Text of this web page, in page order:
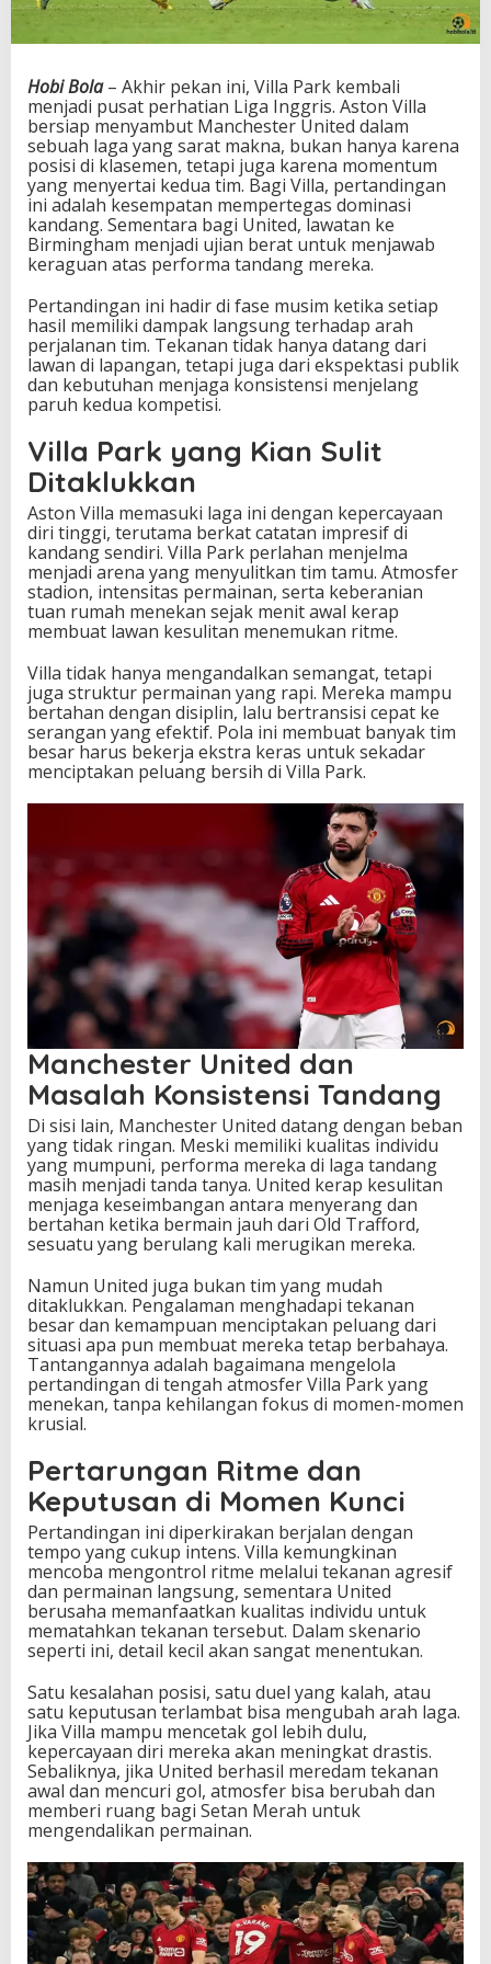
h
e
r
U
n
i
t
e
d
,
D
e
l
P
e
n
e
t
M
o
m
e
n
t
u
m
u
s
i
m
Hobi Bola– Akhir pekan ini, Villa Park kembali
menjadi pusat perhatian Liga Inggris. Aston Villa
bersiap menyambut Manchester United dalam
sebuah laga yang sarat makna, bukan hanya karena
posisi di klasemen, tetapi juga karena momentum
yang menyertai kedua tim. Bagi Villa, pertandingan
ini adalah kesempatan mempertegas dominasi
kandang. Sementara bagi United, lawatan ke
Birmingham menjadi ujian berat untuk menjawab
keraguan atas performa tandang mereka.
Pertandingan ini hadir di fase musim ketika setiap
hasil memiliki dampak langsung terhadap arah
perjalanan tim. Tekanan tidak hanya datang dari
lawan di lapangan, tetapi juga dari ekspektasi publik
dan kebutuhan menjaga konsistensi menjelang
paruh kedua kompetisi.
Villa Park yang Kian Sulit
Ditaklukkan
Aston Villa memasuki laga ini dengan kepercayaan
diri tinggi, terutama berkat catatan impresif di
kandang sendiri. Villa Park perlahan menjelma
menjadi arena yang menyulitkan tim tamu. Atmosfer
stadion, intensitas permainan, serta keberanian
tuan rumah menekan sejak menit awal kerap
membuat lawan kesulitan menemukan ritme.
Villa tidak hanya mengandalkan semangat, tetapi
juga struktur permainan yang rapi. Mereka mampu
bertahan dengan disiplin, lalu bertransisi cepat ke
serangan yang efektif. Pola ini membuat banyak tim
besar harus bekerja ekstra keras untuk sekadar
menciptakan peluang bersih di Villa Park.
Manchester United dan
Masalah Konsistensi Tandang
Di sisi lain, Manchester United datang dengan beban
yang tidak ringan. Meski memiliki kualitas individu
yang mumpuni, performa mereka di laga tandang
masih menjadi tanda tanya. United kerap kesulitan
menjaga keseimbangan antara menyerang dan
bertahan ketika bermain jauh dari Old Trafford,
sesuatu yang berulang kali merugikan mereka.
Namun United juga bukan tim yang mudah
ditaklukkan. Pengalaman menghadapi tekanan
besar dan kemampuan menciptakan peluang dari
situasi apa pun membuat mereka tetap berbahaya.
Tantangannya adalah bagaimana mengelola
pertandingan di tengah atmosfer Villa Park yang
menekan, tanpa kehilangan fokus di momen-momen
krusial.
Pertarungan Ritme dan
Keputusan di Momen Kunci
Pertandingan ini diperkirakan berjalan dengan
tempo yang cukup intens. Villa kemungkinan
mencoba mengontrol ritme melalui tekanan agresif
dan permainan langsung, sementara United
berusaha memanfaatkan kualitas individu untuk
mematahkan tekanan tersebut. Dalam skenario
seperti ini, detail kecil akan sangat menentukan.
Satu kesalahan posisi, satu duel yang kalah, atau
satu keputusan terlambat bisa mengubah arah laga.
Jika Villa mampu mencetak gol lebih dulu,
kepercayaan diri mereka akan meningkat drastis.
Sebaliknya, jika United berhasil meredam tekanan
awal dan mencuri gol, atmosfer bisa berubah dan
memberi ruang bagi Setan Merah untuk
mengendalikan permainan.